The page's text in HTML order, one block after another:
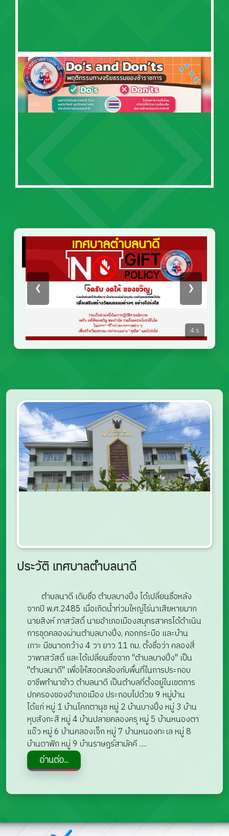
❮ ❯
2s
ประวัติ เทศบาลตำบลนาดี
ตำบลนาดี เดิมชื่อ ตำบลบางปิ้ง ได้เปลี่ยนชื่อหลัง
จากปี พ.ศ.2485 เมื่อเกิดน้ำท่วมใหญ่ไร่นาเสียหายมาก
นายสิงห์ ภาสวัสดิ์ นายอำเภอเมืองสมุทรสาครได้ดำเนิน
การขุดคลองผ่านตำบลบางปิ้ง, คอกกระบือ และบ้าน
เกาะ มีขนาดกว้าง 4 วา ยาว 11 กม. ตั้งชื่อว่า คลองสี่
วาพาสวัสดิ์ และได้เปลี่ยนชื่อจาก "ตำบลบางปิ้ง" เป็น
"ตำบลนาดี" เพื่อให้สอดคล้องกับพื้นที่ในการประกอบ
อาชีพทำนาข้าว ตำบลนาดี เป็นตำบลที่ตั้งอยู่ในเขตการ
ปกครองของอำเภอเมือง ประกอบไปด้วย 9 หมู่บ้าน
ได้แก่ หมู่ 1 บ้านโคกตานุช หมู่ 2 บ้านบางปิ้ง หมู่ 3 บ้าน
หุบสังกะสี หมู่ 4 บ้านปลายคลองครุ หมู่ 5 บ้านหนองตา
แอ๊ว หมู่ 6 บ้านคลองเจ็ก หมู่ 7 บ้านหนองทะเล หมู่ 8
บ้านตาฟัก หมู่ 9 บ้านราษฎร์สามัคคี .....